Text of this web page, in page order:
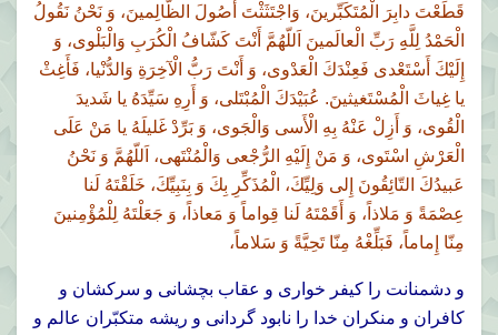
قَطَعْتَ دابِرَ الْمُتَكَبِّرينَ، وَاجْتَثَثْتَ أُصُولَ الظّالِمينَ، وَ نَحْنُ نَقُولُ
الْحَمْدُ لِلَّهِِ رَبِّ الْعالَمينَ اَللّهُمَّ أَنْتَ كَشّافُ الْكُرَبِ وَالْبَلْوى، وَ
إِلَيْكَ أَسْتَعْدى فَعِنْدَكَ الْعَدْوى، وَ أَنْتَ رَبُّ الْآخِرَةِ وَالدُّنْيا، فَأَغِثْ
يا غِياثَ الْمُسْتَغيثينَ. عُبَيْدَكَ الْمُبْتَلى، وَ أَرِهِ سَيِّدَهُ يا شَديدَ
الْقُوى، وَ أَزِلْ عَنْهُ بِهِ الْأَسى وَالْجَوى، وَ بَرِّدْ غَليلَهُ يا مَنْ عَلَى
الْعَرْشِ اسْتَوى، وَ مَنْ إِلَيْهِ الرُّجْعى وَالْمُنْتَهى، اَللّهُمَّ وَ نَحْنُ
عَبيدُكَ التّائِقُونَ إِلى وَلِيِّكَ، الْمُذَكِّرِ بِكَ وَ بِنَبِيِّكَ، خَلَقْتَهُ لَنا
عِصْمَةً وَ مَلاذاً، وَ أَقَمْتَهُ لَنا قِواماً وَ مَعاذاً، وَ جَعَلْتَهُ لِلْمُؤْمِنينَ
مِنّا إِماماً، فَبَلِّغْهُ مِنّا تَحِيَّةً وَ سَلاماً،
و دشمنانت را كيفر خوارى و عقاب بچشانى و سركشان و
كافران و منكران خدا را نابود گردانى و ريشه متكبّران عالم و